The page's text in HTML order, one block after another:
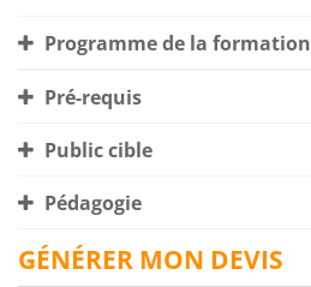
Programme de la formation
Pré-requis
Public cible
Pédagogie
GÉNÉRER MON DEVIS